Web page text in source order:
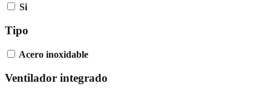
Si
Tipo
Acero inoxidable
Ventilador integrado